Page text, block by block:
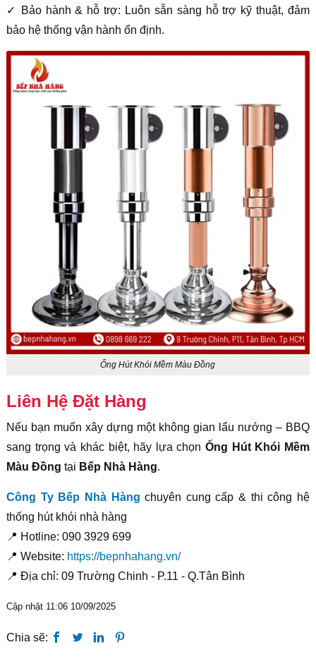
✓ Bảo hành & hỗ trợ: Luôn sẵn sàng hỗ trợ kỹ thuật, đảm
bảo hệ thống vận hành ổn định.
Ống Hút Khói Mềm Màu Đồng
Liên Hệ Đặt Hàng
Nếu bạn muốn xây dựng một không gian lẩu nướng – BBQ
sang trọng và khác biệt, hãy lựa chọnỐng Hút Khói Mềm
Màu Đồng tại Bếp Nhà Hàng.
Công Ty Bếp Nhà Hàng chuyên cung cấp & thi công hệ
thống hút khói nhà hàng
📍 Hotline: 090 3929 699
📍 Website: https://bepnhahang.vn/
📍 Địa chỉ: 09 Trường Chinh - P.11 - Q.Tân Bình
Cập nhật 11:06 10/09/2025
Chia sẽ: